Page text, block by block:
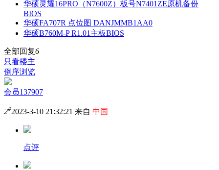
华硕灵耀16PRO（N7600Z）板号N7401ZE原机备份
BIOS
华硕FA707R 点位图 DANJMMB1AA0
华硕B760M-P R1.01主板BIOS
全部回复6
只看楼主
倒序浏览
会员137907
2#2023-3-10 21:32:21 来自 中国
点评